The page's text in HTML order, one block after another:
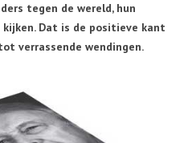
tegen de wereld, hun
Dat is de positieve kant
verrassende wendingen.